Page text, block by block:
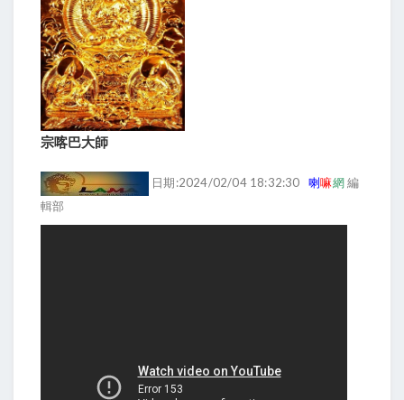
宗喀巴大師
日期:2024/02/04 18:32:30喇嘛網編
輯部